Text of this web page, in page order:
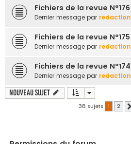
Fichiers de la revue N°176
Dernier message par redaction
Fichiers de la revue N°175
Dernier message par redaction
Fichiers de la revue N°174
Dernier message par redaction
Nouveau sujet
38 sujets 1 2